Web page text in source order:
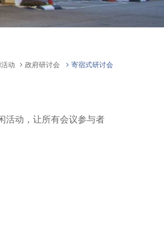
动 政府研讨会 寄宿式研讨会
活动，让所有会议参与者